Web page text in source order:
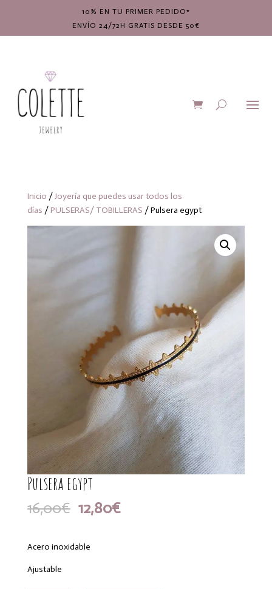
10% EN TU PRIMER PEDIDO*
ENVÍO 24/72H GRATIS DESDE 50€
Inicio /Joyería que puedes usar todos los
días / PULSERAS/ TOBILLERAS / Pulsera egypt
Pulsera egypt
16,00€ El
precio
era:
12,80€El
Acero inoxidable
Ajustable